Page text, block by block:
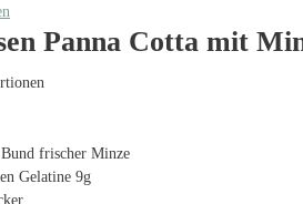
Panna Cotta mit
frischer Minze
Gelatine 9g